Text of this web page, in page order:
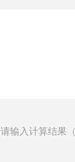
请输入计算结果